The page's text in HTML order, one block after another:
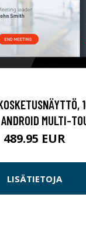
MULTI-
489.95 EUR
LISÄTIETOJA